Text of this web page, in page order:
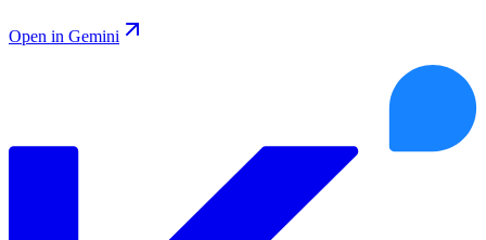
Open in Gemini